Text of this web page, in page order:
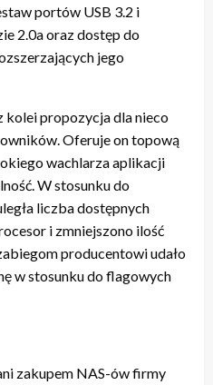
portów USB 3.2 i
2.0a oraz dostęp do
jego
kolei propozycja dla nieco
Oferuje on topową
wachlarza aplikacji
W stosunku do
liczba dostępnych
i zmniejszono ilość
producentowi udało
w stosunku do flagowych
zakupem NAS-ów firmy